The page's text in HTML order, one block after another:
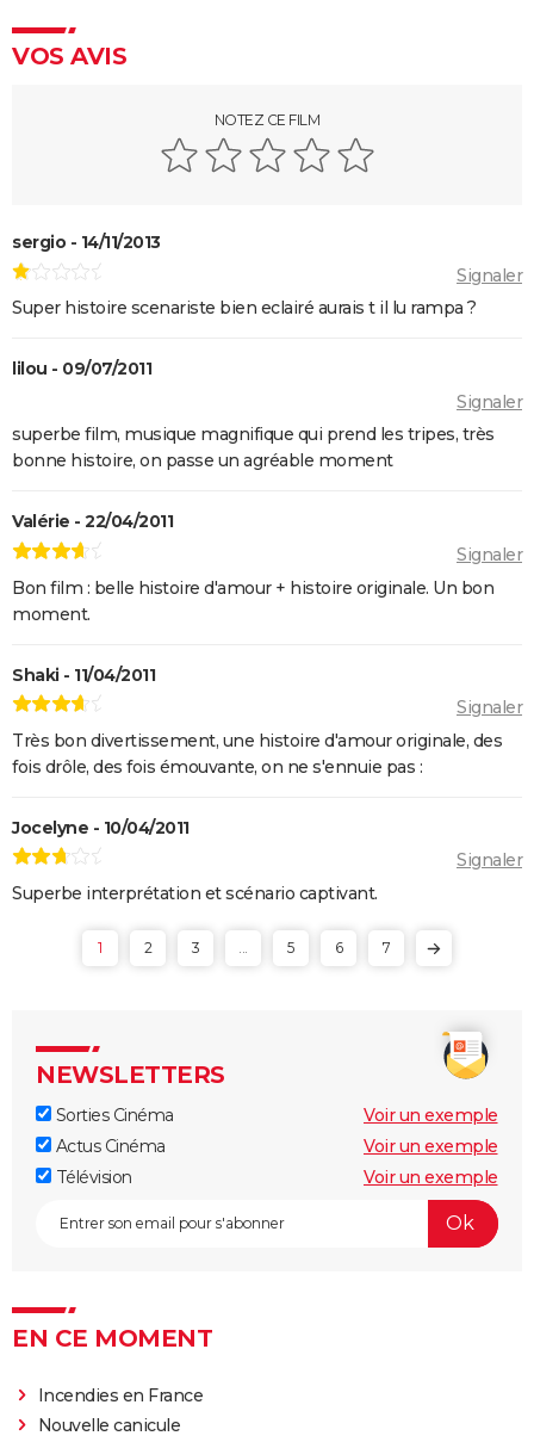
Les Animaux fantastiques 3 : pourquoi Johnny Depp
a été remplacé par Mads Mikkelsen ?
Donjons & Dragons le film : critiques, avis, bande-
été difficile pour les acteurs ?
Le Hobbit, un voyage inattendu : pourquoi la
production a été aussi compliquée ?
Dracula
Le Labyrinthe de Pan
VOS AVIS
NOTEZ CE FILM
sergio - 14/11/2013
Signaler
Super histoire scenariste bien eclairé aurais t il lu rampa ?
lilou - 09/07/2011
Signaler
superbe film, musique magnifique qui prend les tripes, très
bonne histoire, on passe un agréable moment
Valérie - 22/04/2011
Signaler
Bon film : belle histoire d'amour + histoire originale. Un bon
moment.
Shaki - 11/04/2011
Signaler
Très bon divertissement, une histoire d'amour originale, des
fois drôle, des fois émouvante, on ne s'ennuie pas :
Jocelyne - 10/04/2011
Signaler
Superbe interprétation et scénario captivant.
1 2 3 5 6 7
NEWSLETTERS
Sorties Cinéma
Voir un exemple
Actus Cinéma
Voir un exemple
Télévision
Voir un exemple
EN CE MOMENT
Incendies en France
Nouvelle canicule